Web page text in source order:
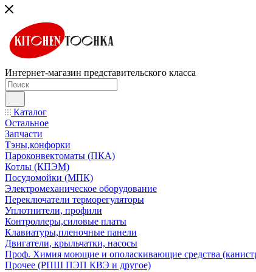
Интернет-магазин представительского класса
Каталог
Остальное
Запчасти
Тэны,конфорки
Пароконвектоматы (ПКА)
Котлы (КПЭМ)
Посудомойки (МПК)
Электромеханическое оборудование
Переключатели терморегуляторы
Уплотнители, профили
Контроллеры,силовые платы
Клавиатуры,пленочные панели
Двигатели, крыльчатки, насосы
Проф. Химия моющие и ополаскивающие средства
Прочее (РПШ ПЭП КВЭ и другое)